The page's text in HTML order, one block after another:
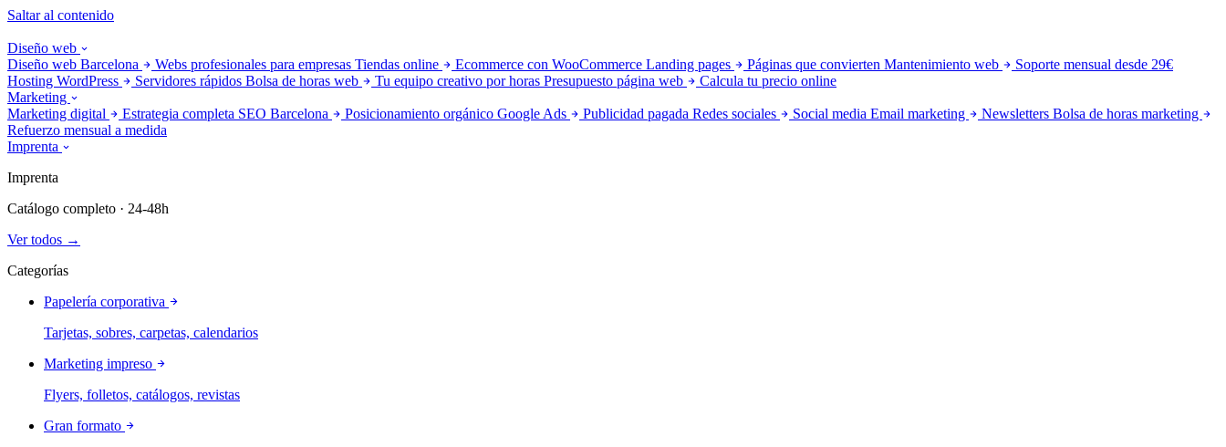
Saltar al contenido
Diseño web
Diseño web Barcelona
Webs profesionales para empresas Tiendas online Ecommerce con WooCommerce Landing pages Páginas que convierten Mantenimiento web
Soporte mensual desde 29€
Hosting WordPress
Servidores rápidos Bolsa de horas web Tu equipo creativo por horas Presupuesto página web
Calcula tu precio online
Marketing
Marketing digital
Estrategia completa SEO Barcelona Posicionamiento orgánico Google Ads Publicidad pagada Redes sociales Social media Email marketing Newsletters Bolsa de horas marketing
Refuerzo mensual a medida
Imprenta
Imprenta
Catálogo completo · 24-48h
Ver todos →
Categorías
Papelería corporativa
Tarjetas, sobres, carpetas, calendarios
Marketing impreso
Flyers, folletos, catálogos, revistas
Gran formato